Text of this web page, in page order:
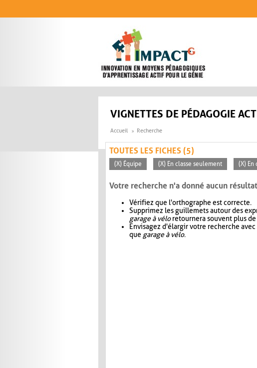
VIGNETTES DE PÉDAGOGIE
Accueil Recherche
TOUTES LES FICHES (5)
(X) Équipe (X) En classe seulement (X) En
Votre recherche n'a donné aucun résultat
Vérifiez que l'orthographe est correcte.
Supprimez les guillemets autour des
garage à véloretournera souvent plus
Envisagez d'élargir votre recherche avec
que garage à vélo.